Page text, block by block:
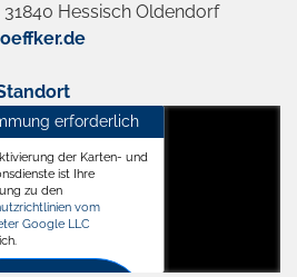
Hessisch Oldendorf
Oldendorf
erforderlich
der Karten- und
ist Ihre
zu den
vom
Google LLC